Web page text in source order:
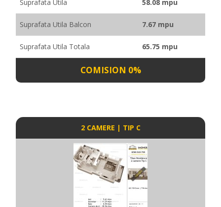
Suprafata Utila 58.08 mpu
Suprafata Utila Balcon 7.67 mpu
Suprafata Utila Totala 65.75 mpu
COMISION 0%
2 CAMERE | TIP C